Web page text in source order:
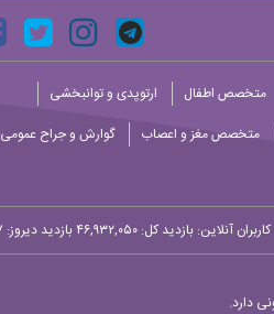
متخصص اطفال
ارتوپدی و توانبخشی
متخصص مغز و اعصاب
گوارش و جراح عمومی
کاربران آنلاین: بازدید کل: ۴۶,۹۳۲,۰۵۰
بازدید دیروز: ۲۹,۹۹۷
دارد.